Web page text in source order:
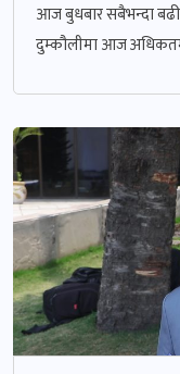
आज बुधबार सबैभन्दा
दुम्कौलीमा आज